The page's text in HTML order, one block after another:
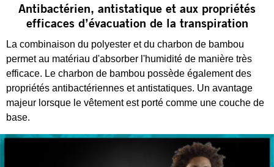
Antibactérien, antistatique et aux propriétés
efficaces d’évacuation de la transpiration
La combinaison du polyester et du charbon de bambou
permet au matériau d'absorber l'humidité de manière très
efficace. Le charbon de bambou possède également des
propriétés antibactériennes et antistatiques. Un avantage
majeur lorsque le vêtement est porté comme une couche de
base.